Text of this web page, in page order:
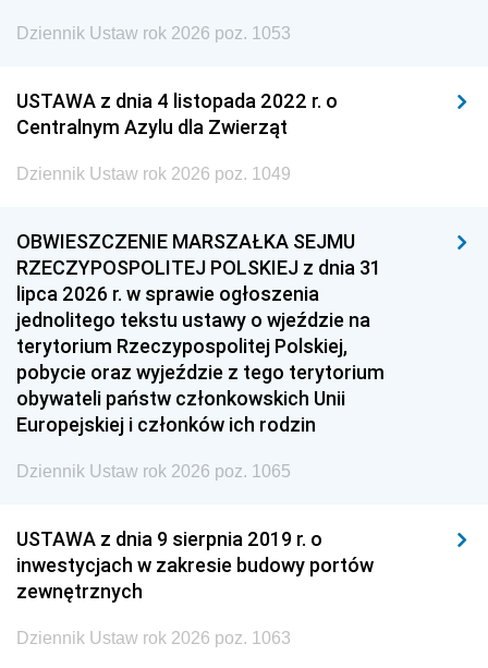
Dziennik Ustaw rok 2026 poz. 1053
USTAWA z dnia 4 listopada 2022 r. o
Centralnym Azylu dla Zwierząt
Dziennik Ustaw rok 2026 poz. 1049
OBWIESZCZENIE MARSZAŁKA SEJMU
RZECZYPOSPOLITEJ POLSKIEJ z dnia 31
lipca 2026 r. w sprawie ogłoszenia
jednolitego tekstu ustawy o wjeździe na
terytorium Rzeczypospolitej Polskiej,
pobycie oraz wyjeździe z tego terytorium
obywateli państw członkowskich Unii
Europejskiej i członków ich rodzin
Dziennik Ustaw rok 2026 poz. 1065
USTAWA z dnia 9 sierpnia 2019 r. o
inwestycjach w zakresie budowy portów
zewnętrznych
Dziennik Ustaw rok 2026 poz. 1063